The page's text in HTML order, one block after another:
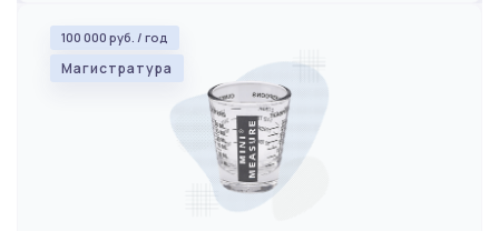
100 000 руб. / год
Магистратура